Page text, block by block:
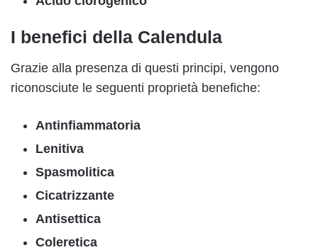
I benefici della Calendula
Grazie alla presenza di questi principi, vengono
riconosciute le seguenti proprietà benefiche:
Antinfiammatoria
Lenitiva
Spasmolitica
Cicatrizzante
Antisettica
Coleretica